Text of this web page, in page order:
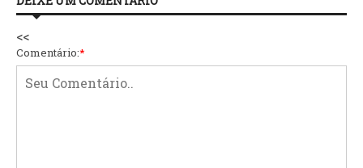
<<
Comentário:*